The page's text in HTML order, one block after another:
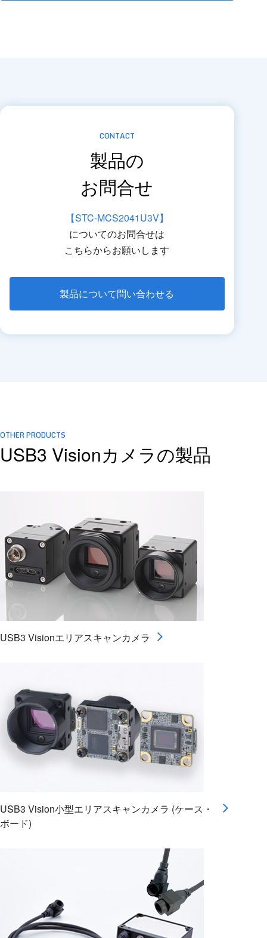
CONTACT
製品の
お問合せ
【STC-MCS2041U3V】
についてのお問合せは
こちらからお願いします
製品について問い合わせる
OTHER PRODUCTS
USB3 Visionカメラの製品
USB3 Visionエリアスキャンカメラ
USB3 Vision小型エリアスキャンカメラ (ケース・
ボード)